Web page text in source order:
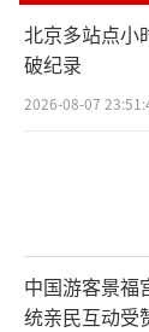
北京多站点小
破纪录
2026-08-07
中国游客景福
统亲民互动受